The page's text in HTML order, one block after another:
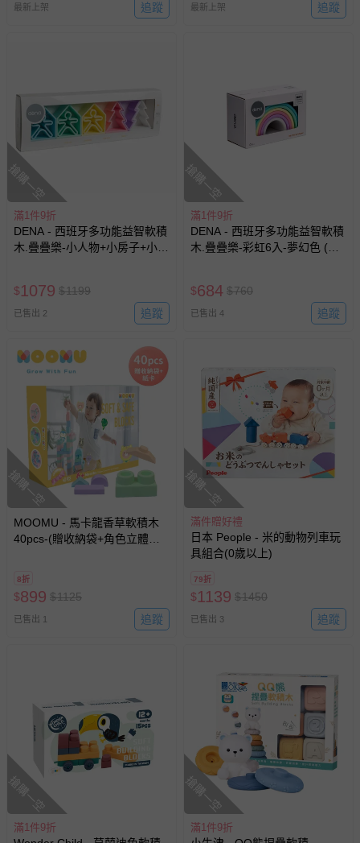
最新上架 追蹤 最新上架 追蹤
搶購一空
滿1件9折
DENA - 西班牙多功能益智軟積
木.疊疊樂-小人物+小房子+小樹
$1079 $1199
已售出 2 追蹤
搶購一空
滿1件9折
DENA - 西班牙多功能益智軟積
木.疊疊樂-彩虹6入-夢幻色 (有3
$684 $760
已售出 4 追蹤
搶購一空
MOOMU - 馬卡龍香草軟積木
40pcs-(贈收納袋+角色立體場
8折
$899 $1125
已售出 1 追蹤
搶購一空
滿件贈好禮
日本 People - 米的動物列車玩
具組合(0歲以上)
79折
$1139 $1450
已售出 3 追蹤
搶購一空
滿1件9折
搶購一空
滿1件9折